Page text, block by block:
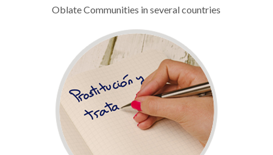
Oblate Communities in several countries